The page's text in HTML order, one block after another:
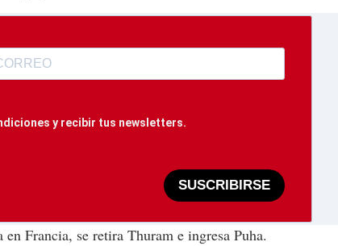
y recibir tus newsletters.
SUSCRIBIRSE
en Francia, se retira Thuram e ingresa Puha.